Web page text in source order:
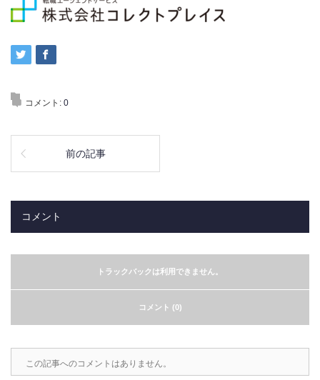
コメント: 0
前の記事
コメント
トラックバックは利用できません。
コメント (0)
この記事へのコメントはありません。